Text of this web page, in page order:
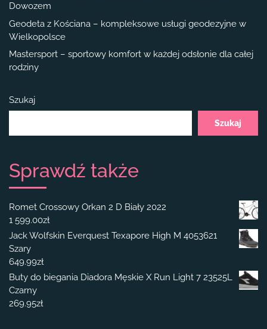
Dowozem
Geodeta z Kościana – kompleksowe usługi geodezyjne w
Wielkopolsce
Mastersport – sportowy komfort w każdej odsłonie dla całej
rodziny
Szukaj
Szukaj
Sprawdź także
Romet Crossowy Orkan 2 D Biały 2022
1 599.00zł
Jack Wolfskin Everquest Texapore High M 4053621
Szary
649.99zł
Buty do biegania Diadora Męskie X Run Light 7 23525L
Czarny
269.95zł